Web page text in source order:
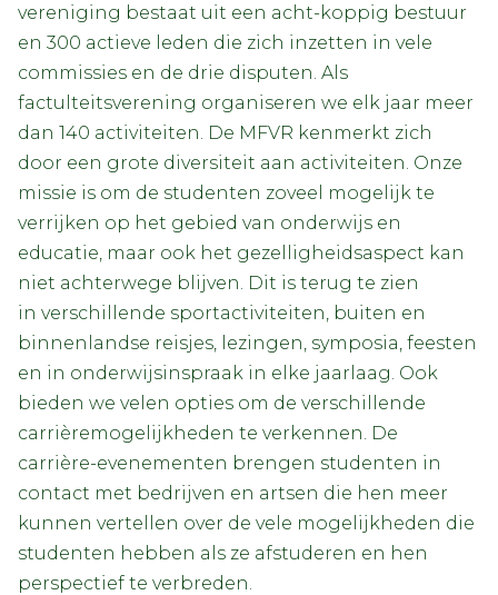
vereniging bestaat uit een acht-koppig bestuur
en 300 actieve leden die zich inzetten in vele
commissies en de drie disputen. Als
factulteitsverening organiseren we elk jaar meer
dan 140 activiteiten. De MFVR kenmerkt zich
door een grote diversiteit aan activiteiten. Onze
missie is om de studenten zoveel mogelijk te
verrijken op het gebied van onderwijs en
educatie, maar ook het gezelligheidsaspect kan
niet achterwege blijven. Dit is terug te zien
in verschillende sportactiviteiten, buiten en
binnenlandse reisjes, lezingen, symposia, feesten
en in onderwijsinspraak in elke jaarlaag. Ook
bieden we velen opties om de verschillende
carrièremogelijkheden te verkennen. De
carrière-evenementen brengen studenten in
contact met bedrijven en artsen die hen meer
kunnen vertellen over de vele mogelijkheden die
studenten hebben als ze afstuderen en hen
perspectief te verbreden.